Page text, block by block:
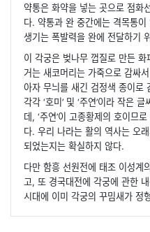
약통은 화약을 넣는 곳으로 점화
다. 약통과 완 중간에는 격목통
생기는 폭발력을 완에 전달하기
이 각궁은 벚나무 껍질로 만든
거는 새코머리는 가죽으로 감싸
아자 무늬를 새긴 검정색 종이로
각각 ‘호미’ 및 ‘주연’이라 작은
데, ‘주연’이 고종황제의 호이므
다. 우리 나라는 활의 역사는 오
되었는지는 확실하지 않다.
다만 함흥 선원전에 태조 이성계
고, 또 경국대전에 각궁에 관한
시대에 이미 각궁의 꾸밈새가 정